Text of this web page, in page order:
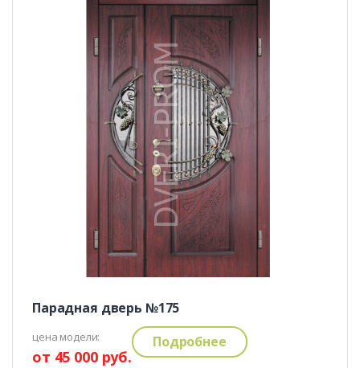
Парадная дверь №175
цена модели:
от 45 000 руб.
Подробнее